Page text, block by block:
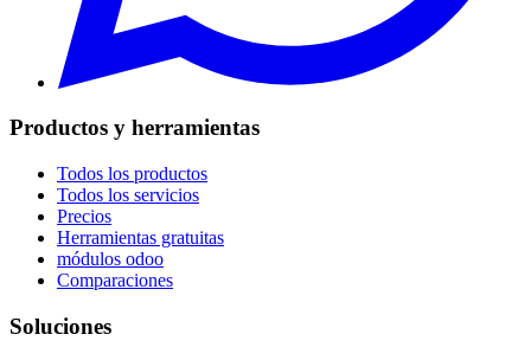
Productos y herramientas
Todos los productos
Todos los servicios
Precios
Herramientas gratuitas
módulos odoo
Comparaciones
Soluciones